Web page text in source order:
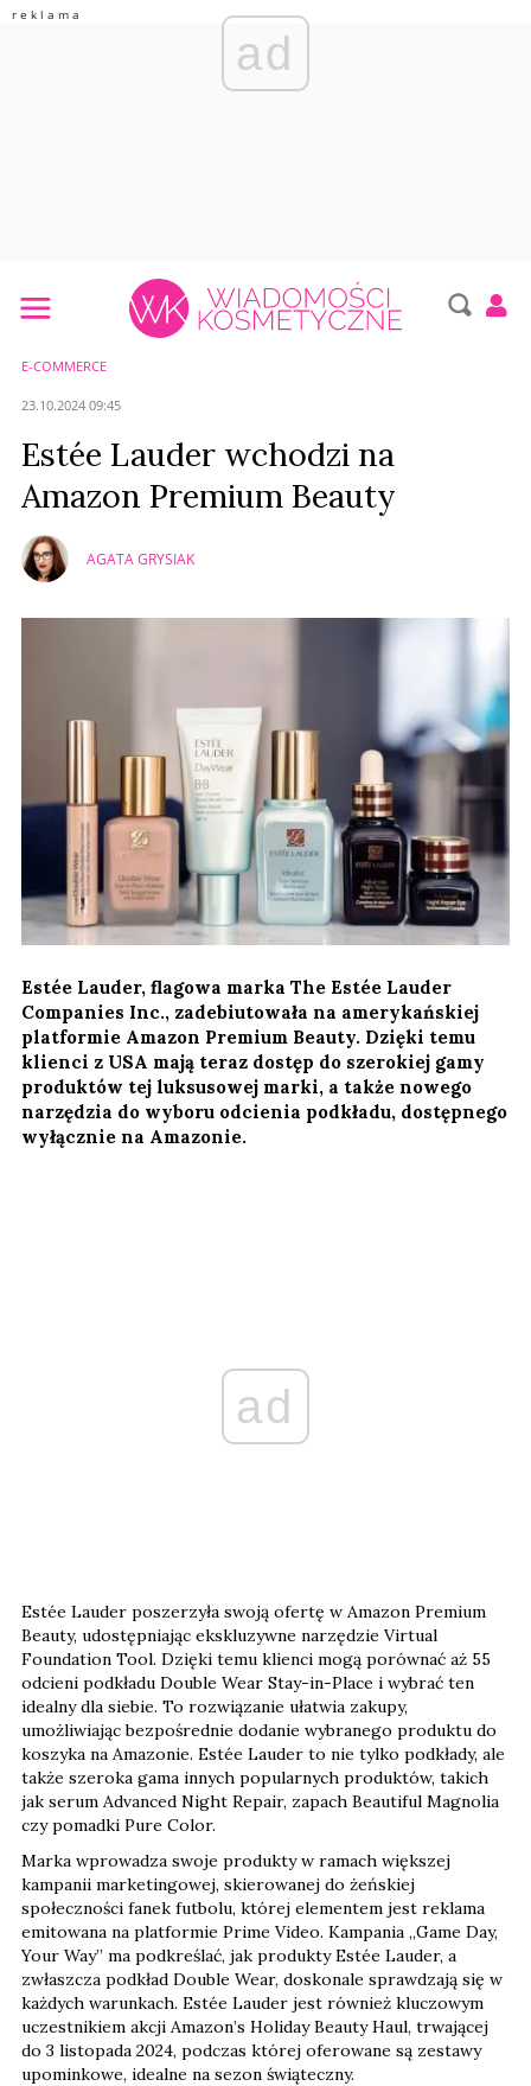
ad
E-COMMERCE
23.10.2024 09:45
Estée Lauder wchodzi na
Amazon Premium Beauty
AGATA GRYSIAK
Estée Lauder, flagowa marka The Estée Lauder
Companies Inc., zadebiutowała na amerykańskiej
platformie Amazon Premium Beauty. Dzięki temu
klienci z USA mają teraz dostęp do szerokiej gamy
produktów tej luksusowej marki, a także nowego
narzędzia do wyboru odcienia podkładu, dostępnego
wyłącznie na Amazonie.
ad
Estée Lauder poszerzyła swoją ofertę w Amazon Premium
Beauty, udostępniając ekskluzywne narzędzie Virtual
Foundation Tool. Dzięki temu klienci mogą porównać aż 55
odcieni podkładu Double Wear Stay-in-Place i wybrać ten
idealny dla siebie. To rozwiązanie ułatwia zakupy,
umożliwiając bezpośrednie dodanie wybranego produktu do
koszyka na Amazonie. Estée Lauder to nie tylko podkłady, ale
także szeroka gama innych popularnych produktów, takich
jak serum Advanced Night Repair, zapach Beautiful Magnolia
czy pomadki Pure Color.
Marka wprowadza swoje produkty w ramach większej
kampanii marketingowej, skierowanej do żeńskiej
społeczności fanek futbolu, której elementem jest reklama
emitowana na platformie Prime Video. Kampania „Game Day,
Your Way” ma podkreślać, jak produkty Estée Lauder, a
zwłaszcza podkład Double Wear, doskonale sprawdzają się w
każdych warunkach. Estée Lauder jest również kluczowym
uczestnikiem akcji Amazon’s Holiday Beauty Haul, trwającej
do 3 listopada 2024, podczas której oferowane są zestawy
upominkowe, idealne na sezon świąteczny.